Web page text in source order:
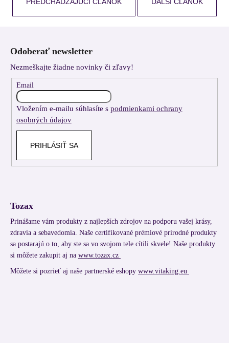
Odoberať newsletter
Nezmeškajte žiadne novinky či zľavy!
Email
Vložením e-mailu súhlasíte s podmienkami ochrany
osobných údajov
PRIHLÁSIŤ SA
Tozax
Prinášame vám produkty z najlepších zdrojov na podporu vašej krásy,
zdravia a sebavedomia. Naše certifikované prémiové prírodné produkty
sa postarajú o to, aby ste sa vo svojom tele cítili skvele! Naše produkty
si môžete zakupit aj na www.tozax.cz
Môžete si pozrieť aj naše partnerské eshopy www.vitaking.eu